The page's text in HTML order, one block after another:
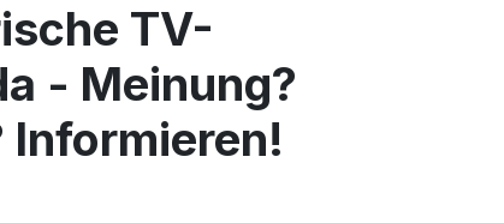
TV-
- Meinung?
Informieren!